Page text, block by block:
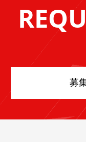
募